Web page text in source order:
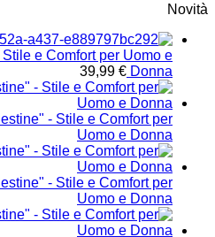
Novità
e Comfort per Uomo e
Donna
39,99 €
- Stile e Comfort per
Uomo e Donna
- Stile e Comfort per
Uomo e Donna